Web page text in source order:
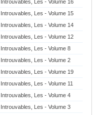
Introuvables, Les - Volume 16
Introuvables, Les - Volume 15
Introuvables, Les - Volume 14
Introuvables, Les - Volume 12
Introuvables, Les - Volume 8
Introuvables, Les - Volume 2
Introuvables, Les - Volume 19
Introuvables, Les - Volume 11
Introuvables, Les - Volume 4
Introuvables, Les - Volume 3